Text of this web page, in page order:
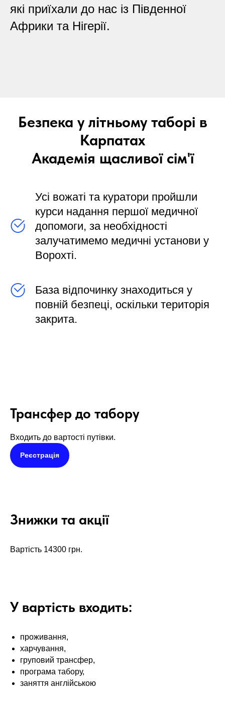
які приїхали до нас із Південної
Африки та Нігерії.
Безпека у літньому таборі в
Карпатах
Академія щасливої сім'ї
Усі вожаті та куратори пройшли
курси надання першої медичної
допомоги, за необхідності
залучатимемо медичні установи у
Ворохті.
База відпочинку знаходиться у
повній безпеці, оскільки територія
закрита.
Трансфер до табору
Входить до вартості путівки.
Реєстрація
Знижки та акції
Вартість 14300 грн.
У вартість входить:
проживання,
харчування,
груповий трансфер,
програма табору,
заняття англійською